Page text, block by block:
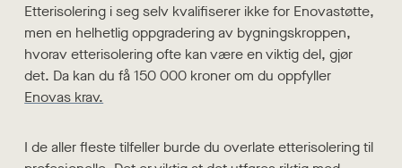
Etterisolering i seg selv kvalifiserer ikke for Enovastøtte,
men en helhetlig oppgradering av bygningskroppen,
hvorav etterisolering ofte kan være en viktig del, gjør
det. Da kan du få 150 000 kroner om du oppfyller
Enovas krav.
I de aller fleste tilfeller burde du overlate etterisolering til